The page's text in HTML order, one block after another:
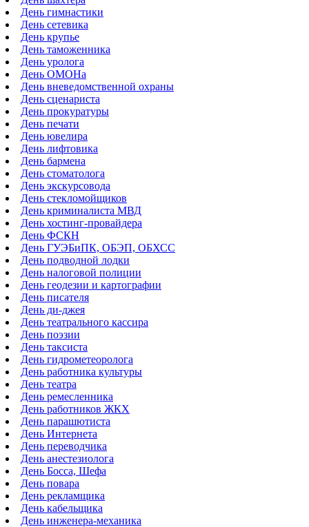
День гимнастики
День сетевика
День крупье
День таможенника
День уролога
День ОМОНа
День вневедомственной охраны
День сценариста
День прокуратуры
День печати
День ювелира
День лифтовика
День бармена
День стоматолога
День экскурсовода
День стекломойщиков
День криминалиста МВД
День хостинг-провайдера
День ФСКН
День ГУЭБиПК, ОБЭП, ОБХСС
День подводной лодки
День налоговой полиции
День геодезии и картографии
День писателя
День ди-джея
День театрального кассира
День поэзии
День таксиста
День гидрометеоролога
День работника культуры
День театра
День ремесленника
День работников ЖКХ
День парашютиста
День Интернета
День переводчика
День анестезиолога
День Босса, Шефа
День повара
День рекламщика
День кабельщика
День инженера-механика